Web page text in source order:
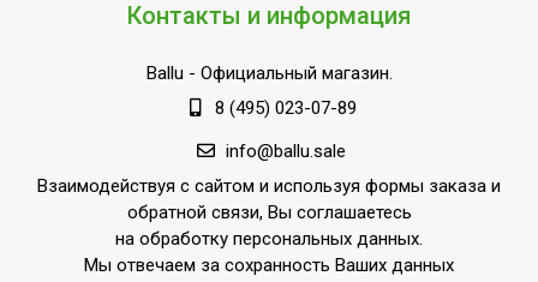
Контакты и информация
Ballu - Официальный магазин.
8 (495) 023-07-89
info@ballu.sale
Взаимодействуя с сайтом и используя формы заказа и
обратной связи, Вы соглашаетесь
на обработку персональных данных.
Мы отвечаем за сохранность Ваших данных